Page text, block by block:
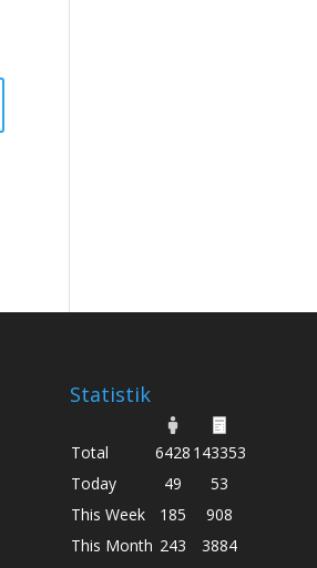
Statistik
Total 6428 143353
Today
49
53
This Week
185
908
This Month 243 3884